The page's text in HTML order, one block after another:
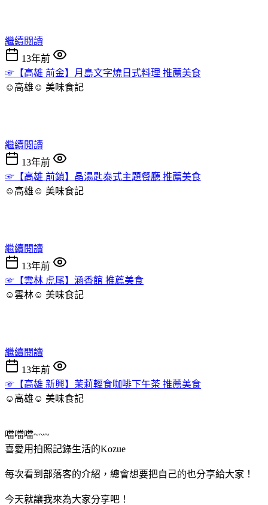
繼續閱讀
13年前
☞【高雄 前金】月島文字燒日式料理 推薦美食
☺高雄☺ 美味食記
繼續閱讀
13年前
☞【高雄 前鎮】晶湯匙泰式主題餐廳 推薦美食
☺高雄☺ 美味食記
繼續閱讀
13年前
☞【雲林 虎尾】涵香館 推薦美食
☺雲林☺ 美味食記
繼續閱讀
13年前
☞【高雄 新興】茉莉輕食咖啡下午茶 推薦美食
☺高雄☺ 美味食記
噹噹噹~~~
喜愛用拍照記錄生活的Kozue
每次看到部落客的介紹，總會想要把自己的也分享給大家！
今天就讓我來為大家分享吧！